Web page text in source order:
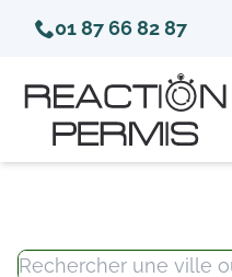
01 87 66 82 87